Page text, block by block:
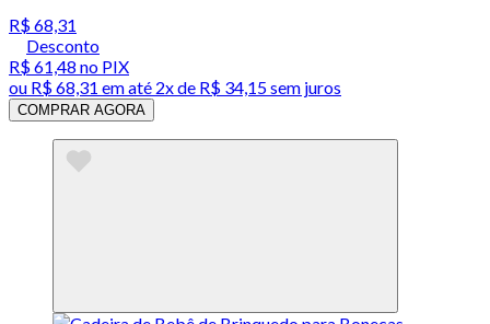
R$ 68,31
Desconto
R$ 61,48 no PIX
ou R$ 68,31 em até 2x de R$ 34,15 sem juros
COMPRAR AGORA